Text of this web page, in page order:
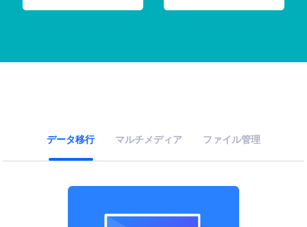
データ移行 マルチメディア ファイル管理